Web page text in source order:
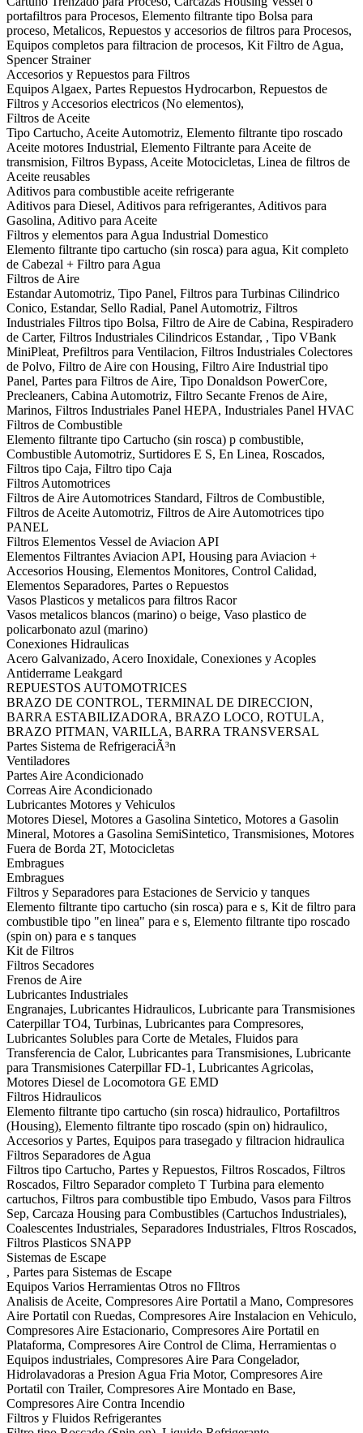
portafiltros para Procesos, Elemento filtrante tipo Bolsa para
proceso, Metalicos, Repuestos y accesorios de filtros para Procesos,
Equipos completos para filtracion de procesos, Kit Filtro de Agua,
Spencer Strainer
Accesorios y Repuestos para Filtros
Equipos Algaex, Partes Repuestos Hydrocarbon, Repuestos de
Filtros y Accesorios electricos (No elementos),
Filtros de Aceite
Tipo Cartucho, Aceite Automotriz, Elemento filtrante tipo roscado
Aceite motores Industrial, Elemento Filtrante para Aceite de
transmision, Filtros Bypass, Aceite Motocicletas, Linea de filtros de
Aceite reusables
Aditivos para combustible aceite refrigerante
Aditivos para Diesel, Aditivos para refrigerantes, Aditivos para
Gasolina, Aditivo para Aceite
Filtros y elementos para Agua Industrial Domestico
Elemento filtrante tipo cartucho (sin rosca) para agua, Kit completo
de Cabezal + Filtro para Agua
Filtros de Aire
Estandar Automotriz, Tipo Panel, Filtros para Turbinas Cilindrico
Conico, Estandar, Sello Radial, Panel Automotriz, Filtros
Industriales Filtros tipo Bolsa, Filtro de Aire de Cabina, Respiradero
de Carter, Filtros Industriales Cilindricos Estandar, , Tipo VBank
MiniPleat, Prefiltros para Ventilacion, Filtros Industriales Colectores
de Polvo, Filtro de Aire con Housing, Filtro Aire Industrial tipo
Panel, Partes para Filtros de Aire, Tipo Donaldson PowerCore,
Precleaners, Cabina Automotriz, Filtro Secante Frenos de Aire,
Marinos, Filtros Industriales Panel HEPA, Industriales Panel HVAC
Filtros de Combustible
Elemento filtrante tipo Cartucho (sin rosca) p combustible,
Combustible Automotriz, Surtidores E S, En Linea, Roscados,
Filtros tipo Caja, Filtro tipo Caja
Filtros Automotrices
Filtros de Aire Automotrices Standard, Filtros de Combustible,
Filtros de Aceite Automotriz, Filtros de Aire Automotrices tipo
PANEL
Filtros Elementos Vessel de Aviacion API
Elementos Filtrantes Aviacion API, Housing para Aviacion +
Accesorios Housing, Elementos Monitores, Control Calidad,
Elementos Separadores, Partes o Repuestos
Vasos Plasticos y metalicos para filtros Racor
Vasos metalicos blancos (marino) o beige, Vaso plastico de
policarbonato azul (marino)
Conexiones Hidraulicas
Acero Galvanizado, Acero Inoxidale, Conexiones y Acoples
Antiderrame Leakgard
REPUESTOS AUTOMOTRICES
BRAZO DE CONTROL, TERMINAL DE DIRECCION,
BARRA ESTABILIZADORA, BRAZO LOCO, ROTULA,
BRAZO PITMAN, VARILLA, BARRA TRANSVERSAL
Partes Sistema de RefrigeraciÃ³n
Ventiladores
Partes Aire Acondicionado
Correas Aire Acondicionado
Lubricantes Motores y Vehiculos
Motores Diesel, Motores a Gasolina Sintetico, Motores a Gasolin
Mineral, Motores a Gasolina SemiSintetico, Transmisiones, Motores
Fuera de Borda 2T, Motocicletas
Embragues
Embragues
Filtros y Separadores para Estaciones de Servicio y tanques
Elemento filtrante tipo cartucho (sin rosca) para e s, Kit de filtro para
combustible tipo "en linea" para e s, Elemento filtrante tipo roscado
(spin on) para e s tanques
Kit de Filtros
Filtros Secadores
Frenos de Aire
Lubricantes Industriales
Engranajes, Lubricantes Hidraulicos, Lubricante para Transmisiones
Caterpillar TO4, Turbinas, Lubricantes para Compresores,
Lubricantes Solubles para Corte de Metales, Fluidos para
Transferencia de Calor, Lubricantes para Transmisiones, Lubricante
para Transmisiones Caterpillar FD-1, Lubricantes Agricolas,
Motores Diesel de Locomotora GE EMD
Filtros Hidraulicos
Elemento filtrante tipo cartucho (sin rosca) hidraulico, Portafiltros
(Housing), Elemento filtrante tipo roscado (spin on) hidraulico,
Accesorios y Partes, Equipos para trasegado y filtracion hidraulica
Filtros Separadores de Agua
Filtros tipo Cartucho, Partes y Repuestos, Filtros Roscados, Filtros
Roscados, Filtro Separador completo T Turbina para elemento
cartuchos, Filtros para combustible tipo Embudo, Vasos para Filtros
Sep, Carcaza Housing para Combustibles (Cartuchos Industriales),
Coalescentes Industriales, Separadores Industriales, Fltros Roscados,
Filtros Plasticos SNAPP
Sistemas de Escape
, Partes para Sistemas de Escape
Equipos Varios Herramientas Otros no FIltros
Analisis de Aceite, Compresores Aire Portatil a Mano, Compresores
Aire Portatil con Ruedas, Compresores Aire Instalacion en Vehiculo,
Compresores Aire Estacionario, Compresores Aire Portatil en
Plataforma, Compresores Aire Control de Clima, Herramientas o
Equipos industriales, Compresores Aire Para Congelador,
Hidrolavadoras a Presion Agua Fria Motor, Compresores Aire
Portatil con Trailer, Compresores Aire Montado en Base,
Compresores Aire Contra Incendio
Filtros y Fluidos Refrigerantes